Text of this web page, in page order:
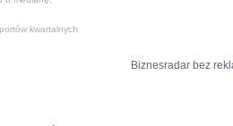
kwartalnych
Biznesradar bez